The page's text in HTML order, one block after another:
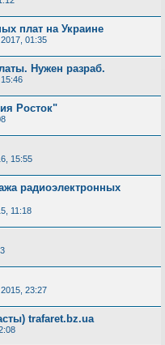
плат на Украине
01:35
Нужен разраб.
Росток"
15:55
радиоэлектронных
11:18
23:27
trafaret.bz.ua